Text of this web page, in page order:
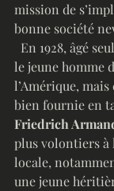
mission de
bonne société
le jeune homme
l’Amérique,
bien fournie en
Friedrich
plus volontiers
locale,
une jeune